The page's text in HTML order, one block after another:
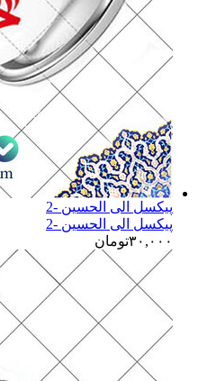
پیکسل الی الحسین -2
پیکسل الی الحسین -2
۳۰,۰۰۰تومان